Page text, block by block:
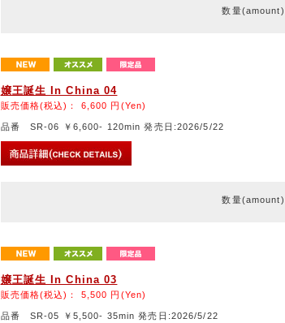
数量
嬢王誕生 In China 04
販売価格(税込)： 6,600 円(Yen)
品番 SR-06 ￥6,600- 120min 発売日:2026/5/22
数量
嬢王誕生 In China 03
販売価格(税込)： 5,500 円(Yen)
品番 SR-05 ￥5,500- 35min 発売日:2026/5/22